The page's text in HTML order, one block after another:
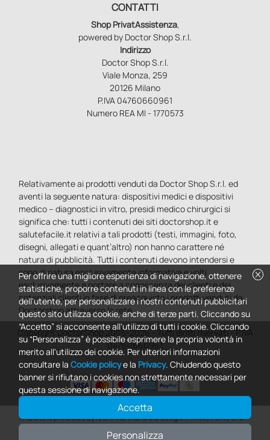
CONTATTI
Shop PrivatAssistenza,
powered by Doctor Shop S.r.l.
Indirizzo
Doctor Shop S.r.l.
Viale Monza, 259
20126 Milano
P.IVA 04760660961
Numero REA MI - 1770573
Relativamente ai prodotti venduti da Doctor Shop S.r.l. ed
aventi la seguente natura: dispositivi medici e dispositivi
medico – diagnostici in vitro, presidi medico chirurgici si
significa che: tutti i contenuti dei siti doctorshop.it e
salutefacile.it relativi a tali prodotti (testi, immagini, foto,
disegni, allegati e quant’altro) non hanno carattere né
natura di pubblicità. Tutti i contenuti devono intendersi e
sono di natura esclusivamente informativa e volti
esclusivamente a portare a conoscenza dei clienti e dei
potenziali clienti in fase di preacquisto i prodotti venduti da
Doctorshop attraverso la rete.
Copyright DoctorShop 2005-2026 - Tutti diritti riservati - P.IVA
04760660961
This site is protected by reCAPTCHA and the Google Privacy Policyand 0
cancel
Per offrire una migliore esperienza di navigazione, ottenere
statistiche, proporre contenuti in linea con le preferenze
dell'utente, per personalizzare i nostri contenuti pubblicitari
questo sito utilizza cookie, anche di terze parti. Cliccando su
“Accetto” si acconsente all'utilizzo di tutti i cookie. Cliccando
su “Personalizza” è possibile esprimere la propria volontà in
merito all'utilizzo dei cookie. Per ulteriori informazioni
consultare la Cookie policye la Privacy. Chiudendo questo
banner si rifiutano i cookies non strettamente necessari per
questa sessione di navigazione.
Accetta
Personalizza